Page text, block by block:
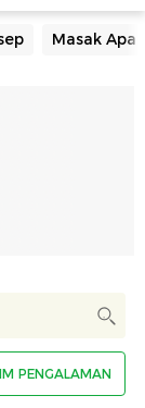
Masak Apa
PENGALAMAN